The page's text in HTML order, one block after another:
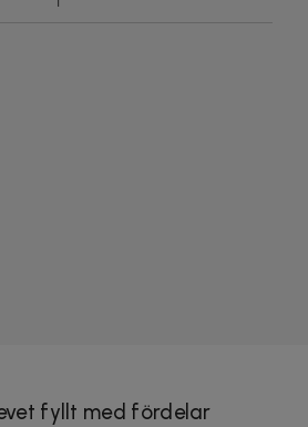
fyllt med fördelar